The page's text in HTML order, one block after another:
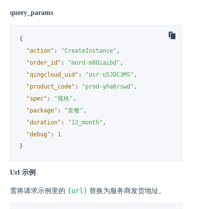
query_params
{
"action" : "CreateInstance" ,
"order_id" : "mord-m80iaibd" ,
"qingcloud_uid" : "usr-u5JDC3MS" ,
"product_code" : "prod-yha6rswd" ,
"spec" : "规格" ,
"package" : "套餐" ,
"duration" : "12_month" ,
"debug" :
1
}
Url 示例
需将请求示例里的 {url} 替换为服务商发货地址。